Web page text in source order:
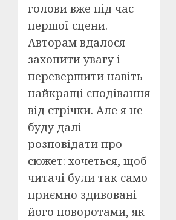
голови вже під час
першої сцени.
Авторам вдалося
захопити увагу і
перевершити навіть
найкращі сподівання
від стрічки. Але я не
буду далі
розповідати про
сюжет: хочеться, щоб
читачі були так само
приємно здивовані
його поворотами, як